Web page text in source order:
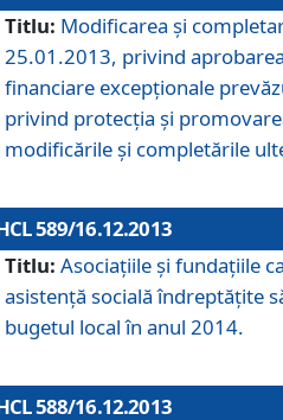
Titlu: Modificarea şi
25.01.2013, privind
financiare excepţionale
privind protecţia şi
modificările şi completările
589/16.12.2013
Titlu: Asociaţiile şi fundaţiile
asistenţă socială îndreptăţite
bugetul local în anul 2014.
588/16.12.2013